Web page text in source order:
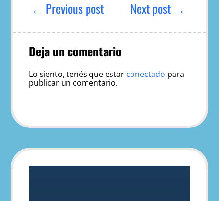
entradas
← Previous post Next post →
Deja un comentario
Lo siento, tenés que estar conectado para
publicar un comentario.